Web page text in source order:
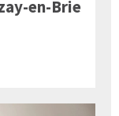
en-Brie